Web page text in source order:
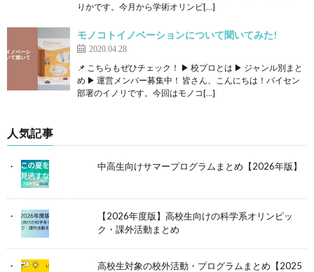
りかです。今月から学術オリンピ[…]
モノコトイノベーションについて聞いてみた!
2020.04.28
📌 こちらもぜひチェック！ ▶ 校プロとは ▶ ジャンル別まと
め ▶ 運営メンバー募集中！ 皆さん、こんにちは！パイセン
部署のイノリです。今回はモノコ[…]
人気記事
中高生向けサマープログラムまとめ【2026年版】
【2026年度版】高校生向けの科学系オリンピッ
ク・課外活動まとめ
高校生対象の校外活動・プログラムまとめ【2025